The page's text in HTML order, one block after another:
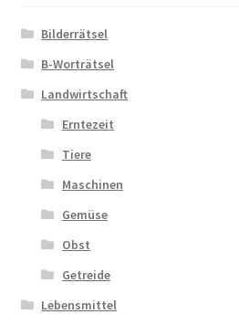
Bilderrätsel
B-Worträtsel
Landwirtschaft
Erntezeit
Tiere
Maschinen
Gemüse
Obst
Getreide
Lebensmittel